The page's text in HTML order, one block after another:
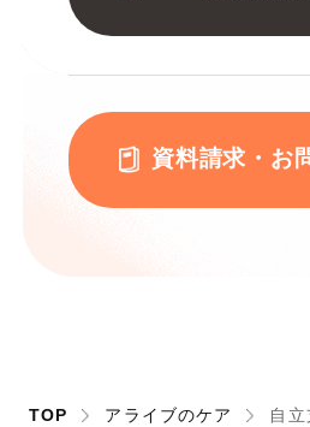
資料請求・お
TOP アライブのケア 自立